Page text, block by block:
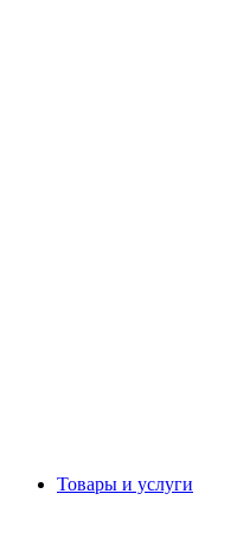
Товары и услуги